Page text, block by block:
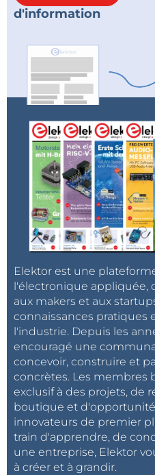
d'information
Elektor est une
l'électronique appliquée,
aux makers et aux
connaissances pratiques
l'industrie. Depuis les
encouragé une
concevoir, construire et
concrètes. Les membres
exclusif à des projets, de
boutique et
innovateurs de premier
train d'apprendre, de
une entreprise, Elektor
à créer et à grandir.